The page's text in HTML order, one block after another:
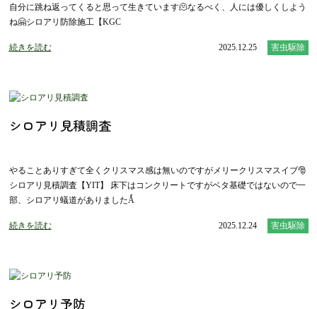
自分に跳ね返ってくると思って生きています🫠なるべく、人には優しくしよう
ね🤗シロアリ防除施工【KGC
続きを読む 2025.12.25 害虫駆除
シロアリ見積調査
やることありすぎて全くクリスマス感は無いのですがメリークリスマスイブ🎅
シロアリ見積調査【YIT】 床下はコンクリートですがベタ基礎ではないので一
部、シロアリ蟻道がありましたǺ
続きを読む 2025.12.24 害虫駆除
シロアリ予防